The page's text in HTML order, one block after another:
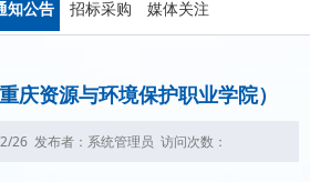
知公告 招标采购 媒体关注
庆资源与环境保护职业学院）
26 发布者：系统管理员 访问次数：